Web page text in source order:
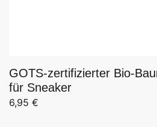
GOTS-zertifizierter Bio-
für Sneaker
6,95 €